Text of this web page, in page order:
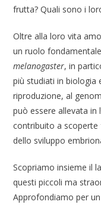
frutta? Quali sono i
Oltre alla loro vita
un ruolo
melanogaster, in
più studiati in biologia
riproduzione, al
può essere allevata
contribuito a scoperte
dello sviluppo
Scopriamo insieme il
questi piccoli ma
Approfondiamo per